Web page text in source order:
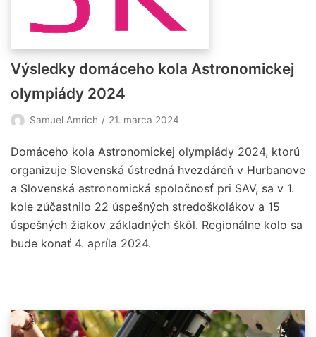
Výsledky domáceho kola Astronomickej
olympiády 2024
Samuel Amrich 21. marca 2024
Domáceho kola Astronomickej olympiády 2024, ktorú
organizuje Slovenská ústredná hvezdáreň v Hurbanove
a Slovenská astronomická spoločnosť pri SAV, sa v 1.
kole zúčastnilo 22 úspešných stredoškolákov a 15
úspešných žiakov základných škôl. Regionálne kolo sa
bude konať 4. apríla 2024.